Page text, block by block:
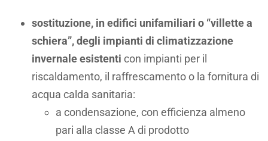
sostituzione, in edifici unifamiliari o “villette a
schiera”, degli impianti di climatizzazione
invernale esistenti con impianti per il
riscaldamento, il raffrescamento o la fornitura di
acqua calda sanitaria:
a condensazione, con efficienza almeno
pari alla classe A di prodotto